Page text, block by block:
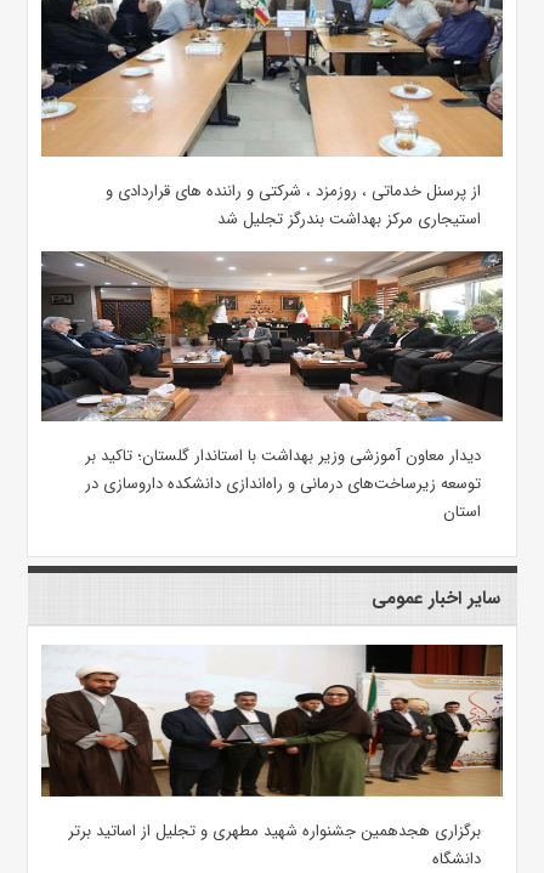
از پرسنل خدماتی ، روزمزد ، شرکتی و راننده های قراردادی و
استیجاری مرکز بهداشت بندرگز تجلیل شد
دیدار معاون آموزشی وزیر بهداشت با استاندار گلستان؛ تاکید بر
توسعه زیرساخت‌های درمانی و راه‌اندازی دانشکده داروسازی در
استان
سایر اخبار عمومی
برگزاری هجدهمین جشنواره شهید مطهری و تجلیل از اساتید برتر
دانشگاه